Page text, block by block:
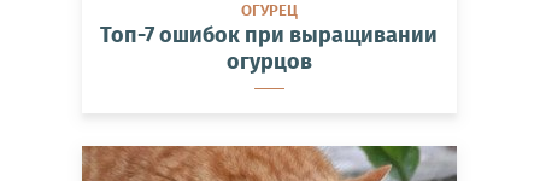
ОГУРЕЦ
Топ-7 ошибок при выращивании
огурцов